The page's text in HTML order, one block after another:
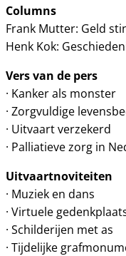
Columns
Frank Mutter: Geld
Henk Kok:
Vers van de pers
· Kanker als monster
· Zorgvuldige
· Uitvaart verzekerd
· Palliatieve zorg in
Uitvaartnoviteiten
· Muziek en dans
· Virtuele
· Schilderijen met as
· Tijdelijke